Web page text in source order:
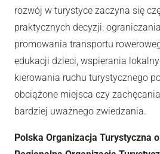
rozwój w turystyce zaczyna się
praktycznych decyzji:
promowania transportu
edukacji dzieci, wspierania
kierowania ruchu turystycznego
obciążone miejsca czy
bardziej uważnego zwiedzania.
Polska Organizacja Turystyczna